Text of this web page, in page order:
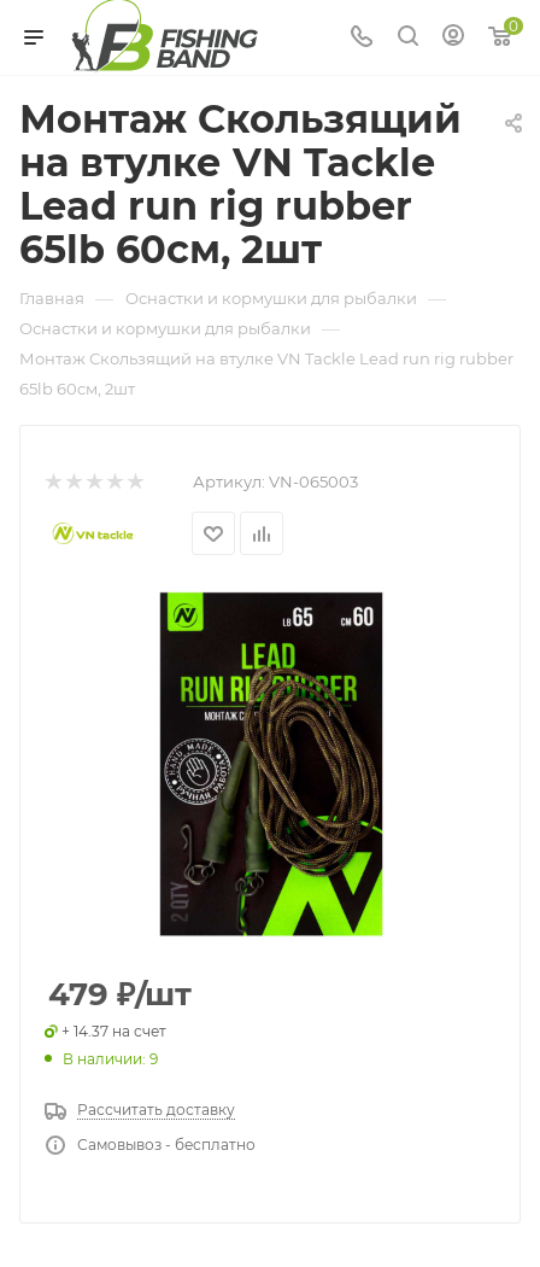
0
Монтаж Скользящий
на втулке VN Tackle
Lead run rig rubber
65lb 60см, 2шт
Главная — Оснастки и кормушки для рыбалки —
Оснастки и кормушки для рыбалки —
Монтаж Скользящий на втулке VN Tackle Lead run rig rubber
65lb 60см, 2шт
Артикул: VN-065003
479 ₽/шт
+ 14.37 на счет
В наличии: 9
Рассчитать доставку
Самовывоз - бесплатно